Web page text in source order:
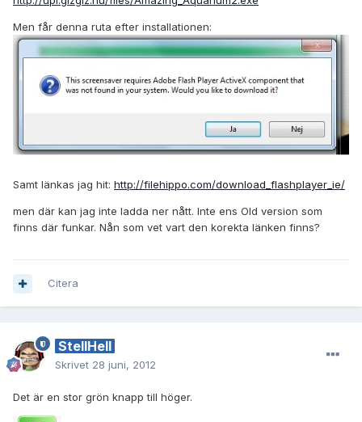
Men får denna ruta efter installationen:
Samt länkas jag hit: http://filehippo.com/download_flashplayer_ie/
men där kan jag inte ladda ner nått. Inte ens Old version som
finns där funkar. Nån som vet vart den korekta länken finns?
Citera
StellHell
Skrivet 28 juni, 2012
Det är en stor grön knapp till höger.